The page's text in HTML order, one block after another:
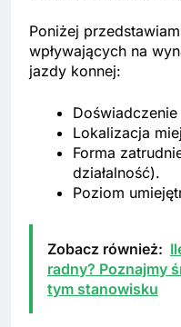
Poniżej
wpływających na
jazdy konnej:
Lokalizacja
Forma
działalność).
Poziom
Zobacz również:
radny? Poznajmy
tym stanowisku